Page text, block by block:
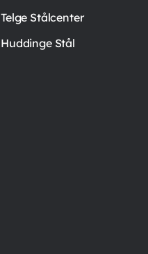
Telge Stålcenter
Huddinge Stål